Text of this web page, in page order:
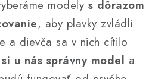
modely s dôrazom
, aby plavky zvládli
a dievča sa v nich cítilo
u nás správny model a